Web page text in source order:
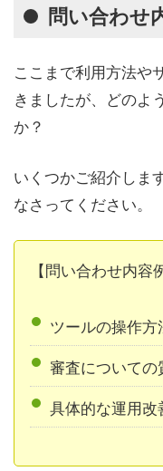
問い合わせ
ここまで利用方法や
きましたが、どのよ
か？
いくつかご紹介しま
なさってください。
【問い合わせ内容
ツールの操作
審査についての
具体的な運用